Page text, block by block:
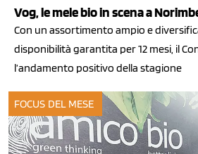
Vog, le mele bio in scena a
Con un assortimento ampio e
disponibilità garantita per 12 mesi, il
l’andamento positivo della stagione
FOCUS DEL MESE